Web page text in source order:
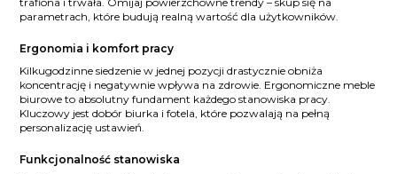
parametrach, które budują realną wartość dla użytkowników.
Ergonomia i komfort pracy
Kilkugodzinne siedzenie w jednej pozycji drastycznie obniża
koncentrację i negatywnie wpływa na zdrowie. Ergonomiczne meble
biurowe to absolutny fundament każdego stanowiska pracy.
Kluczowy jest dobór biurka i fotela, które pozwalają na pełną
personalizację ustawień.
Funkcjonalność stanowiska